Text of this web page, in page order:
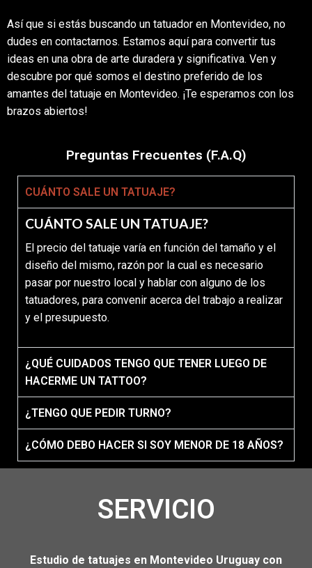
Así que si estás buscando un tatuador en Montevideo, no
dudes en contactarnos. Estamos aquí para convertir tus
ideas en una obra de arte duradera y significativa. Ven y
descubre por qué somos el destino preferido de los
amantes del tatuaje en Montevideo. ¡Te esperamos con los
brazos abiertos!
Preguntas Frecuentes (F.A.Q)
CUÁNTO SALE UN TATUAJE?
CUÁNTO SALE UN TATUAJE?
El precio del tatuaje varía en función del tamaño y el
diseño del mismo, razón por la cual es necesario
pasar por nuestro local y hablar con alguno de los
tatuadores, para convenir acerca del trabajo a realizar
y el presupuesto.
¿QUÉ CUIDADOS TENGO QUE TENER LUEGO DE
HACERME UN TATTOO?
¿TENGO QUE PEDIR TURNO?
¿CÓMO DEBO HACER SI SOY MENOR DE 18 AÑOS?
SERVICIO
Estudio de tatuajes en Montevideo Uruguay con